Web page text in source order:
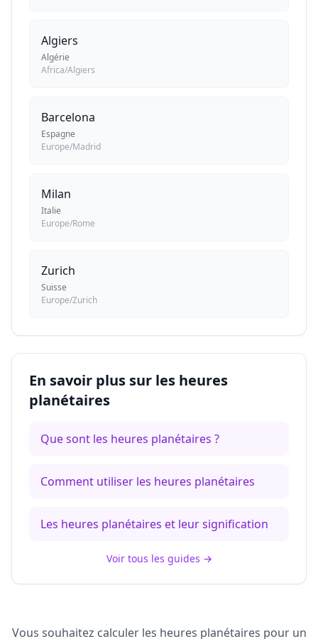
Algiers
Algérie
Africa/Algiers
Barcelona
Espagne
Europe/Madrid
Milan
Italie
Europe/Rome
Zurich
Suisse
Europe/Zurich
En savoir plus sur les heures
planétaires
Que sont les heures planétaires ?
Comment utiliser les heures planétaires
Les heures planétaires et leur signification
Voir tous les guides →
Vous souhaitez calculer les heures planétaires pour un